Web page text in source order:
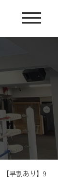
【早割あり】9